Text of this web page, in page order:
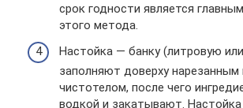
срок годности является
этого метода.
Настойка — банку (литровую
заполняют доверху
чистотелом, после чего
водкой и закатывают.